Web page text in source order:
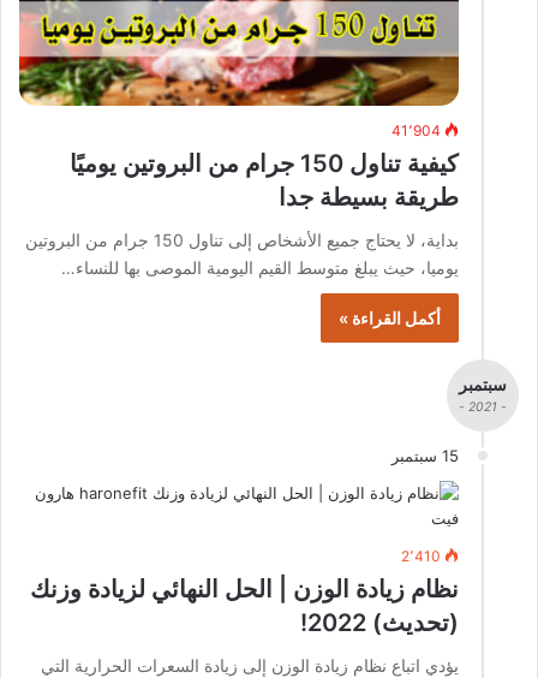
41٬904
كيفية تناول 150 جرام من البروتين يوميًا
طريقة بسيطة جدا
بداية، لا يحتاج جميع الأشخاص إلى تناول 150 جرام من البروتين
يوميا، حيث يبلغ متوسط ​​القيم اليومية الموصى بها للنساء…
أكمل القراءة »
سبتمبر
- 2021 -
15 سبتمبر
2٬410
نظام زيادة الوزن | الحل النهائي لزيادة وزنك
(تحديث) 2022!
يؤدي اتباع نظام زيادة الوزن إلى زيادة السعرات الحرارية التي